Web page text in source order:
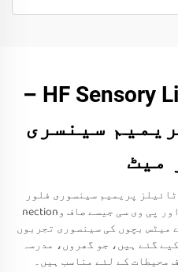
HF Sensory Liquid Floor Tiles –
سینسری
میٹ
پریمیم سینسوری فلور
میٹس پیش کرتا ہے جو تی پی ای اور پی وی سی جیسے صاف وnection
میٹس بچوں کی سینسوری تجربوں
گئے ہیں، جو گھروں، مدرسہ
محیطات کے لئے مناسب ہیں۔